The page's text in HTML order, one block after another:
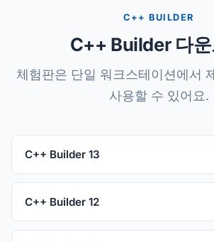
C++ BUILDER
C++ Builder 다
체험판은 단일 워크스테이션에서
사용할 수 있어요.
C++ Builder 13
C++ Builder 12